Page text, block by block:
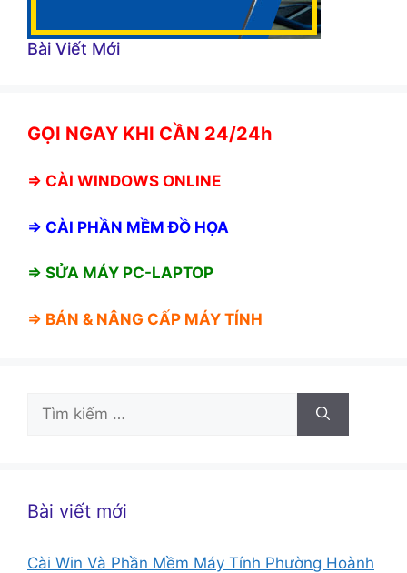
Bài Viết Mới
GỌI NGAY KHI CẦN 24/24h
⇒ CÀI WINDOWS ONLINE
⇒ CÀI PHẦN MỀM ĐỒ HỌA
⇒ SỬA MÁY PC-LAPTOP
⇒ BÁN & NÂNG CẤP MÁY TÍNH
Tìm
kiếm
Bài viết mới
Cài Win Và Phần Mềm Máy Tính Phường Hoành